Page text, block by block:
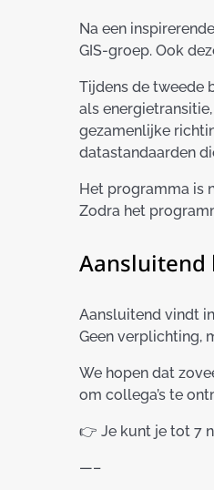
Na een
GIS-groep. Ook
Tijdens de tweede
als
gezamenlijke
datastandaarden
Het programma is
Zodra het
Aansluitend
Aansluitend vindt
Geen verplichting,
We hopen dat
om collega’s te
👉 Je kunt je tot 7
—–